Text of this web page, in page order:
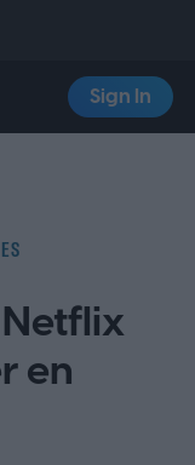
Sign In
en